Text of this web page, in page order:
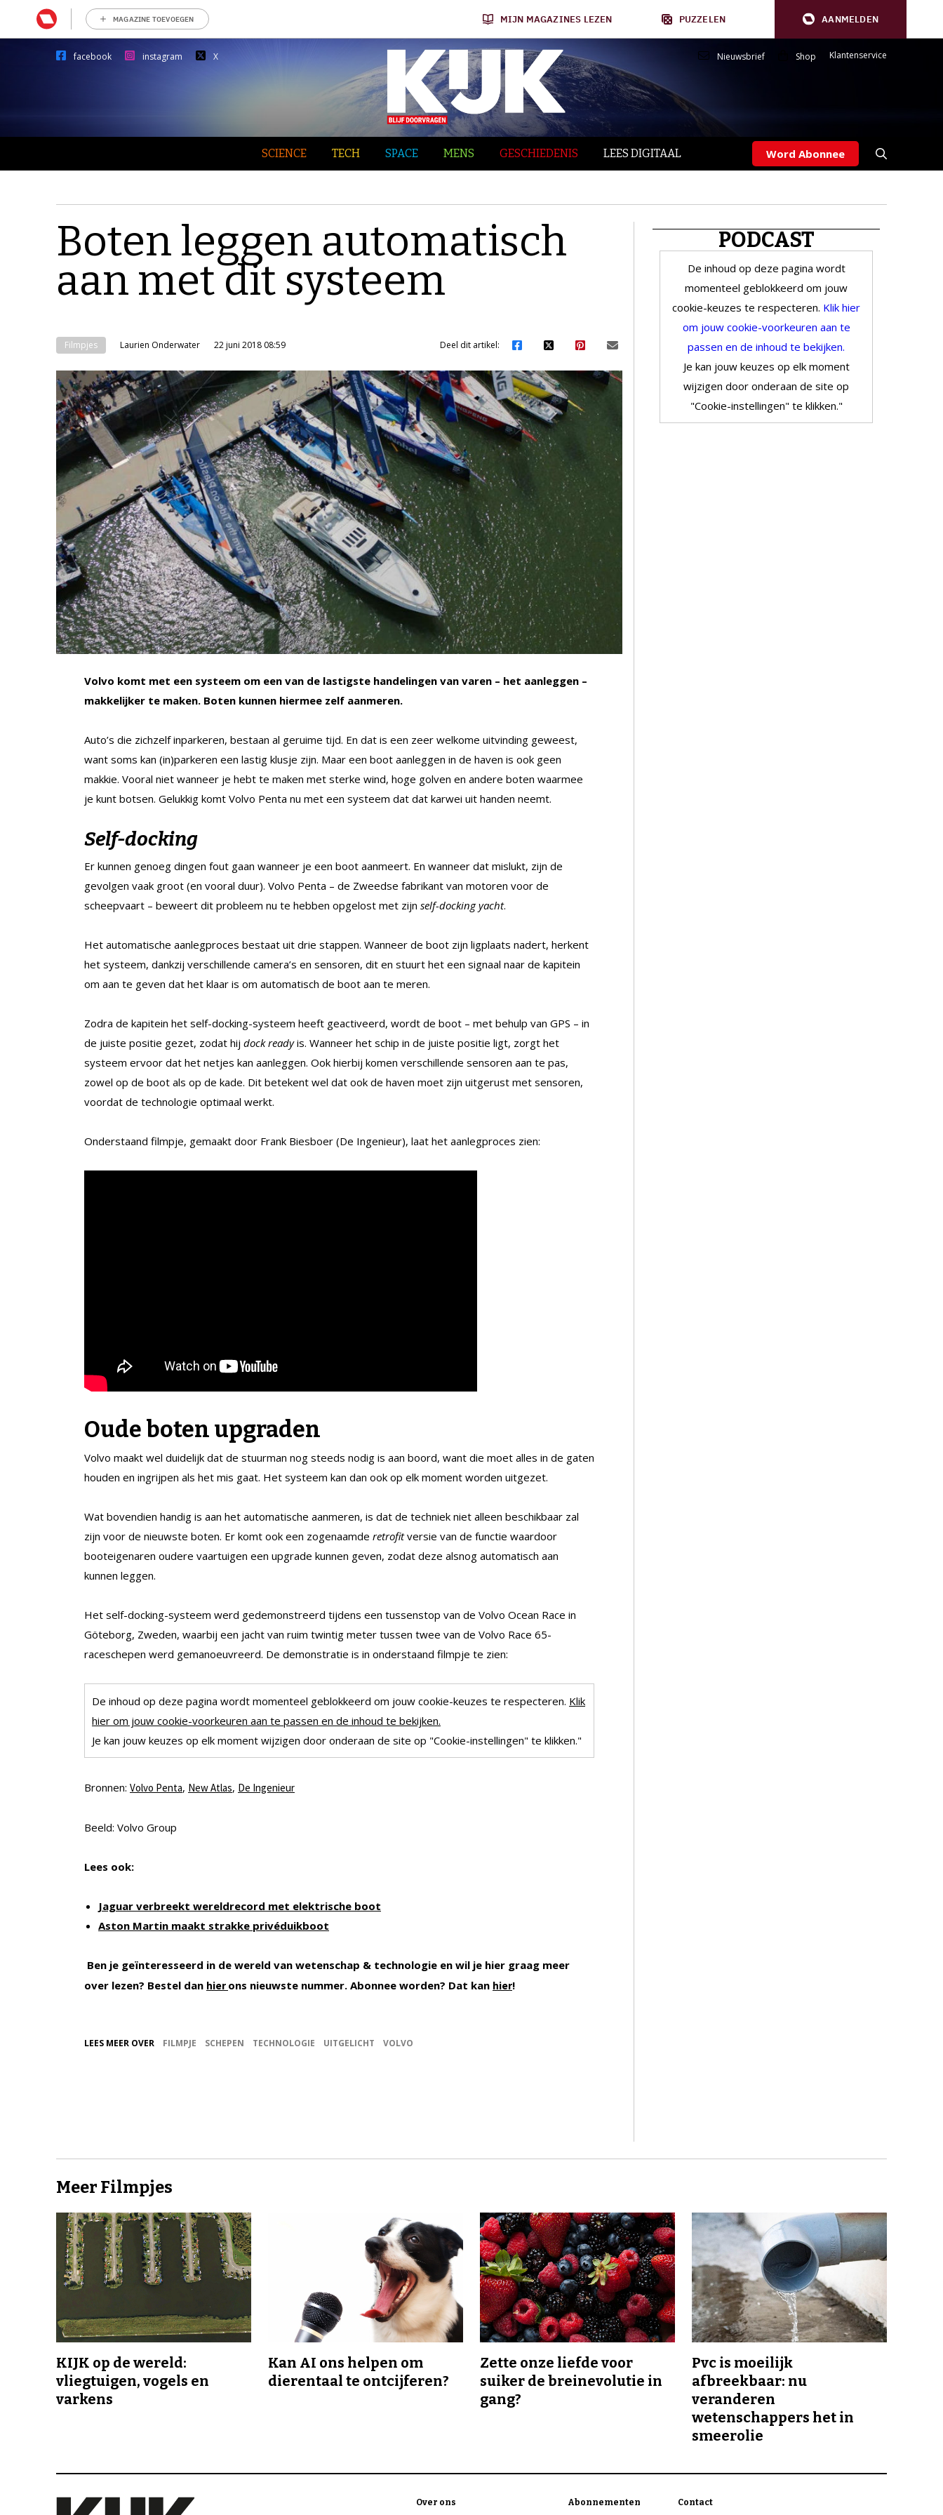
MAGAZINE TOEVOEGEN MIJN MAGAZINES LEZEN PUZZELEN AANMELDEN
facebook instagram X Nieuwsbrief Shop Klantenservice
SCIENCE TECH SPACE MENS GESCHIEDENIS LEES DIGITAAL Word Abonnee
Boten leggen automatisch
aan met dit systeem
Filmpjes Laurien Onderwater 22 juni 2018 08:59 Deel dit artikel:
Volvo komt met een systeem om een van de lastigste handelingen van varen – het aanleggen –
makkelijker te maken. Boten kunnen hiermee zelf aanmeren.
Auto’s die zichzelf inparkeren, bestaan al geruime tijd. En dat is een zeer welkome uitvinding geweest,
want soms kan (in)parkeren een lastig klusje zijn. Maar een boot aanleggen in de haven is ook geen
makkie. Vooral niet wanneer je hebt te maken met sterke wind, hoge golven en andere boten waarmee
je kunt botsen. Gelukkig komt Volvo Penta nu met een systeem dat dat karwei uit handen neemt.
Self-docking
Er kunnen genoeg dingen fout gaan wanneer je een boot aanmeert. En wanneer dat mislukt, zijn de
gevolgen vaak groot (en vooral duur). Volvo Penta – de Zweedse fabrikant van motoren voor de
scheepvaart – beweert dit probleem nu te hebben opgelost met zijn self-docking yacht.
Het automatische aanlegproces bestaat uit drie stappen. Wanneer de boot zijn ligplaats nadert, herkent
het systeem, dankzij verschillende camera’s en sensoren, dit en stuurt het een signaal naar de kapitein
om aan te geven dat het klaar is om automatisch de boot aan te meren.
Zodra de kapitein het self-docking-systeem heeft geactiveerd, wordt de boot – met behulp van GPS – in
de juiste positie gezet, zodat hij dock readyis. Wanneer het schip in de juiste positie ligt, zorgt het
systeem ervoor dat het netjes kan aanleggen. Ook hierbij komen verschillende sensoren aan te pas,
zowel op de boot als op de kade. Dit betekent wel dat ook de haven moet zijn uitgerust met sensoren,
voordat de technologie optimaal werkt.
Onderstaand filmpje, gemaakt door Frank Biesboer (De Ingenieur), laat het aanlegproces zien:
Oude boten upgraden
Volvo maakt wel duidelijk dat de stuurman nog steeds nodig is aan boord, want die moet alles in de gaten
houden en ingrijpen als het mis gaat. Het systeem kan dan ook op elk moment worden uitgezet.
Wat bovendien handig is aan het automatische aanmeren, is dat de techniek niet alleen beschikbaar zal
zijn voor de nieuwste boten. Er komt ook een zogenaamde retrofitversie van de functie waardoor
booteigenaren oudere vaartuigen een upgrade kunnen geven, zodat deze alsnog automatisch aan
kunnen leggen.
Het self-docking-systeem werd gedemonstreerd tijdens een tussenstop van de Volvo Ocean Race in
Göteborg, Zweden, waarbij een jacht van ruim twintig meter tussen twee van de Volvo Race 65-
raceschepen werd gemanoeuvreerd. De demonstratie is in onderstaand filmpje te zien:
De inhoud op deze pagina wordt momenteel geblokkeerd om jouw cookie-keuzes te respecteren. Klik
hier om jouw cookie-voorkeuren aan te passen en de inhoud te bekijken.
Je kan jouw keuzes op elk moment wijzigen door onderaan de site op "Cookie-instellingen" te klikken."
Bronnen: Volvo Penta, New Atlas, De Ingenieur
Beeld: Volvo Group
Lees ook:
Jaguar verbreekt wereldrecord met elektrische boot
Aston Martin maakt strakke privéduikboot
Ben je geïnteresseerd in de wereld van wetenschap & technologie en wil je hier graag meer
over lezen? Bestel dan hier ons nieuwste nummer. Abonnee worden? Dat kan hier!
LEES MEER OVER FILMPJE SCHEPEN TECHNOLOGIE UITGELICHT VOLVO
PODCAST
De inhoud op deze pagina wordt
momenteel geblokkeerd om jouw
cookie-keuzes te respecteren. Klik hier
om jouw cookie-voorkeuren aan te
passen en de inhoud te bekijken.
Je kan jouw keuzes op elk moment
wijzigen door onderaan de site op
"Cookie-instellingen" te klikken."
Meer Filmpjes
KIJK op de wereld:
vliegtuigen, vogels en
varkens
Kan AI ons helpen om
dierentaal te ontcijferen?
Zette onze liefde voor
suiker de breinevolutie in
gang?
Pvc is moeilijk
afbreekbaar: nu
veranderen
wetenschappers het in
smeerolie
Over ons Abonnementen Contact